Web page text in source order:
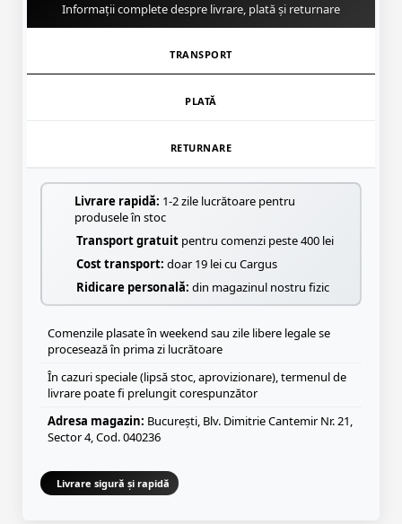
Informații complete despre livrare, plată și returnare
TRANSPORT
PLATĂ
RETURNARE
Livrare rapidă: 1-2 zile lucrătoare pentru
produsele în stoc
Transport gratuit pentru comenzi peste 400 lei
Cost transport: doar 19 lei cu Cargus
Ridicare personală: din magazinul nostru fizic
Comenzile plasate în weekend sau zile libere legale se
procesează în prima zi lucrătoare
În cazuri speciale (lipsă stoc, aprovizionare), termenul de
livrare poate fi prelungit corespunzător
Adresa magazin: București, Blv. Dimitrie Cantemir Nr. 21,
Sector 4, Cod. 040236
Livrare sigură și rapidă